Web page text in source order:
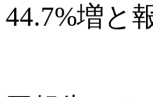
44.7%増と